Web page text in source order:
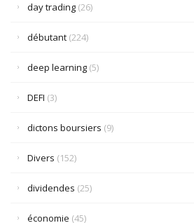
day trading (26)
débutant (224)
deep learning (5)
DEFI (3)
dictons boursiers (9)
Divers (152)
dividendes (25)
économie (45)